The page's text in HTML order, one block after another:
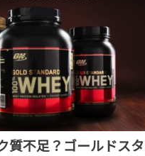
質不足？ゴールドス